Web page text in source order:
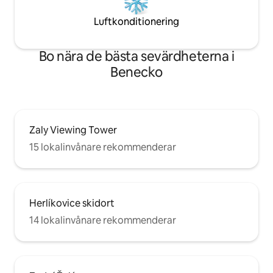
Luftkonditionering
Bo nära de bästa sevärdheterna i
Benecko
Zaly Viewing Tower
15 lokalinvånare rekommenderar
Herlíkovice skidort
14 lokalinvånare rekommenderar